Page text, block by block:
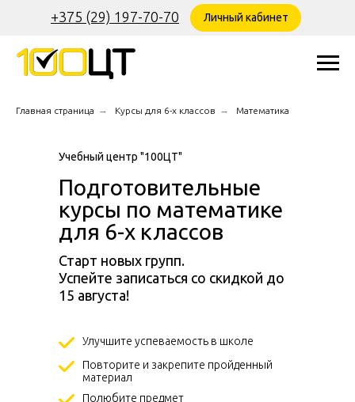
+375 (29) 197-70-70 Личный кабинет
Главная страница → Курсы для 6-х классов → Математика
Улучшите успеваемость в школе
Подготовительные
курсы по математике
для 6-х классов
Учебный центр "100ЦТ"
Повторите и закрепите пройденный
материал
Старт новых групп.
Успейте записаться со скидкой до
15 августа!
Полюбите предмет